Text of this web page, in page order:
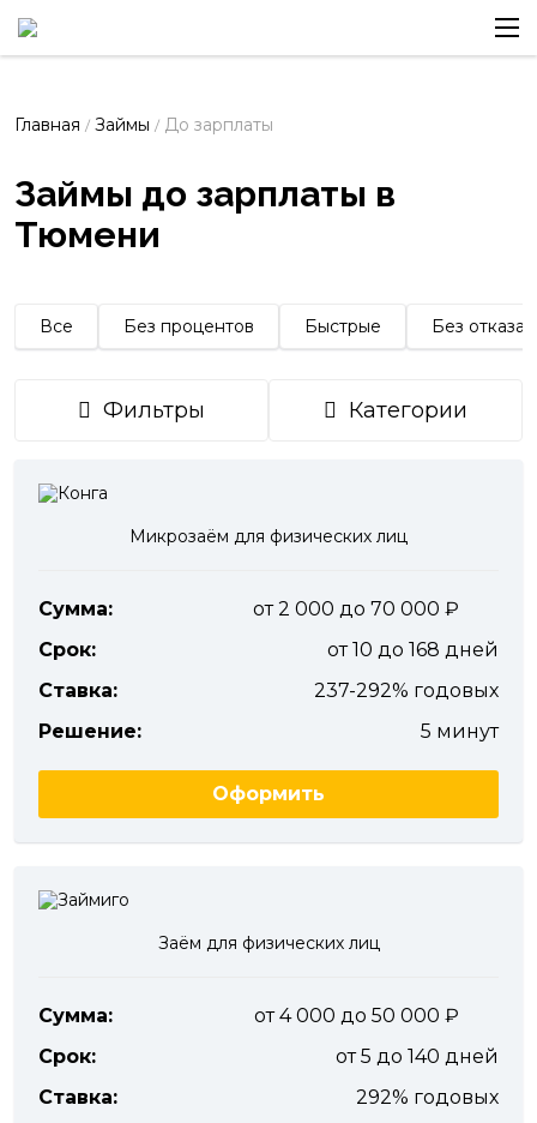
Главная / Займы / До зарплаты
Займы до зарплаты в
Тюмени
Все Без процентов Быстрые Без отказа
Фильтры Категории
Микрозаём для физических лиц
Сумма:
от 2 000 до 70 000
Срок:
от 10 до 168 дней
Ставка:
237-292% годовых
Решение:
5 минут
Оформить
Заём для физических лиц
Сумма:
от 4 000 до 50 000
Срок:
от 5 до 140 дней
Ставка:
292% годовых